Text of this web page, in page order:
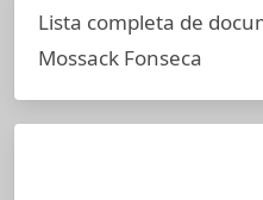
Lista completa de
Mossack Fonseca